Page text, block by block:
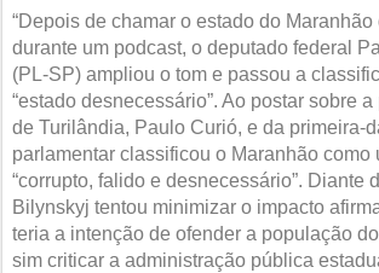
“Depois de chamar o estado do Maranhão
durante um podcast, o deputado federal
(PL-SP) ampliou o tom e passou a
“estado desnecessário”. Ao postar sobre
de Turilândia, Paulo Curió, e da primeira-
parlamentar classificou o Maranhão como
“corrupto, falido e desnecessário”. Diante
Bilynskyj tentou minimizar o impacto
teria a intenção de ofender a população
sim criticar a administração pública